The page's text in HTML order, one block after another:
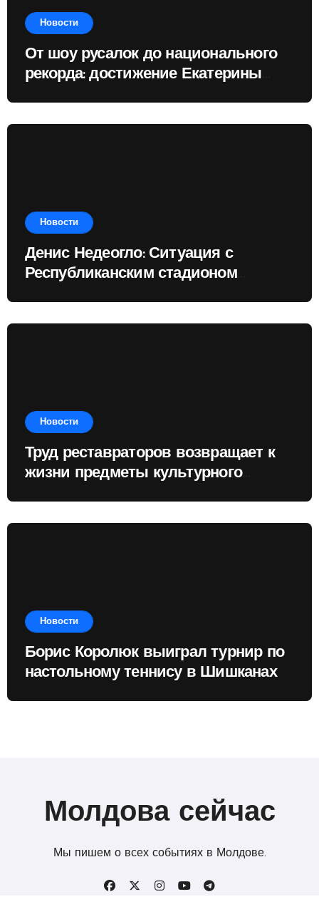
Новости
От шоу русалок до национального
рекорда: достижение Екатерины
Новости
Денис Недеогло: Ситуация с
Республиканским стадионом
Новости
Труд реставраторов возвращает к
жизни предметы культурного
Новости
Борис Королюк выиграл турнир по
настольному теннису в Шишканах
Молдова сейчас
Мы пишем о всех событиях в Молдове.